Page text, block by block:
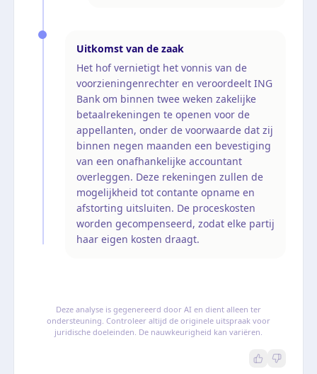
Uitkomst van de zaak
Het hof vernietigt het vonnis van de
voorzieningenrechter en veroordeelt ING
Bank om binnen twee weken zakelijke
betaalrekeningen te openen voor de
appellanten, onder de voorwaarde dat zij
binnen negen maanden een bevestiging
van een onafhankelijke accountant
overleggen. Deze rekeningen zullen de
mogelijkheid tot contante opname en
afstorting uitsluiten. De proceskosten
worden gecompenseerd, zodat elke partij
haar eigen kosten draagt.
Deze analyse is gegenereerd door AI en dient alleen ter
ondersteuning. Controleer altijd de originele uitspraak voor
juridische doeleinden. De nauwkeurigheid kan variëren.